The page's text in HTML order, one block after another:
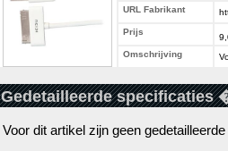
URL Fabrikant
Prijs
Omschrijving
Gedetailleerde specificaties
Voor dit artikel zijn geen